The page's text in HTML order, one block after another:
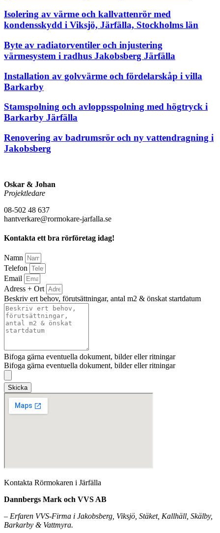
Isolering av värme och kallvattenrör med
kondensskydd i Viksjö, Järfälla, Stockholms län
Byte av radiatorventiler och injustering
värmesystem i radhus Jakobsberg Järfälla
Installation av golvvärme och fördelarskåp i villa
Barkarby
Stamspolning och avloppsspolning med högtryck i
Barkarby Järfälla
Renovering av badrumsrör och ny vattendragning i
Jakobsberg
Oskar & Johan
Projektledare
08-502 48 637
hantverkare@rormokare-jarfalla.se
Kontakta ett bra rörföretag idag!
Namn
Telefon
Email
Adress + Ort
Beskriv ert behov, förutsättningar, antal m2 & önskat startdatum
Bifoga gärna eventuella dokument, bilder eller ritningar
Bifoga gärna eventuella dokument, bilder eller ritningar
Skicka
Kontakta Rörmokaren i Järfälla
Dannbergs Mark och VVS AB
– Erfaren VVS-Firma i Jakobsberg, Viksjö, Stäket, Kallhäll, Skälby,
Barkarby & Vattmyra.